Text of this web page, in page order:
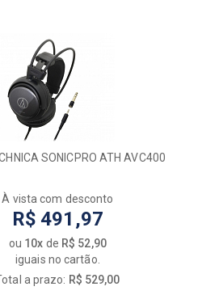
SONICPRO ATH AVC400
À vista com desconto
R$ 491,97
ou 10x de R$ 52,90
iguais no cartão.
a prazo: R$ 529,00